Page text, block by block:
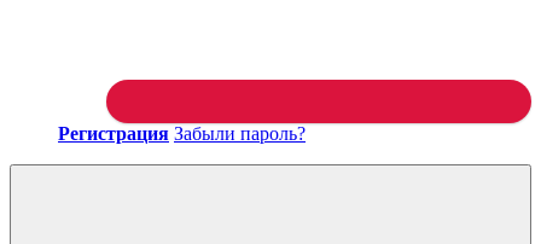
Регистрация Забыли пароль?